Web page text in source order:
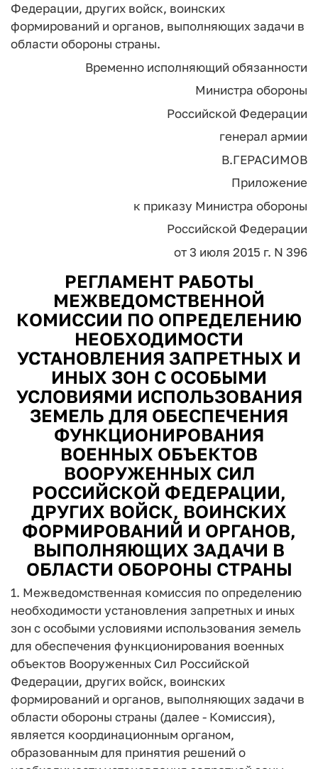
Федерации, других войск, воинских
формирований и органов, выполняющих задачи в
области обороны страны.
Временно исполняющий обязанности
Министра обороны
Российской Федерации
генерал армии
В.ГЕРАСИМОВ
Приложение
к приказу Министра обороны
Российской Федерации
от 3 июля 2015 г. N 396
РЕГЛАМЕНТ РАБОТЫ
МЕЖВЕДОМСТВЕННОЙ
КОМИССИИ ПО ОПРЕДЕЛЕНИЮ
НЕОБХОДИМОСТИ
УСТАНОВЛЕНИЯ ЗАПРЕТНЫХ И
ИНЫХ ЗОН С ОСОБЫМИ
УСЛОВИЯМИ ИСПОЛЬЗОВАНИЯ
ЗЕМЕЛЬ ДЛЯ ОБЕСПЕЧЕНИЯ
ФУНКЦИОНИРОВАНИЯ
ВОЕННЫХ ОБЪЕКТОВ
ВООРУЖЕННЫХ СИЛ
РОССИЙСКОЙ ФЕДЕРАЦИИ,
ДРУГИХ ВОЙСК, ВОИНСКИХ
ФОРМИРОВАНИЙ И ОРГАНОВ,
ВЫПОЛНЯЮЩИХ ЗАДАЧИ В
ОБЛАСТИ ОБОРОНЫ СТРАНЫ
1. Межведомственная комиссия по определению
необходимости установления запретных и иных
зон с особыми условиями использования земель
для обеспечения функционирования военных
объектов Вооруженных Сил Российской
Федерации, других войск, воинских
формирований и органов, выполняющих задачи в
области обороны страны (далее - Комиссия),
является координационным органом,
образованным для принятия решений о